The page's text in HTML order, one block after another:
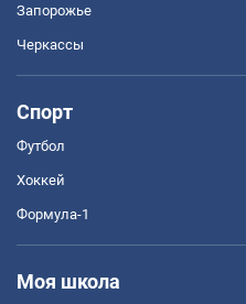
Запорожье
Черкассы
Спорт
Футбол
Хоккей
Формула-1
Моя школа